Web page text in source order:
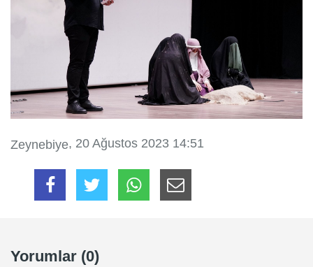
Zeynebiye, 20 Ağustos 2023 14:51
Yorumlar (0)